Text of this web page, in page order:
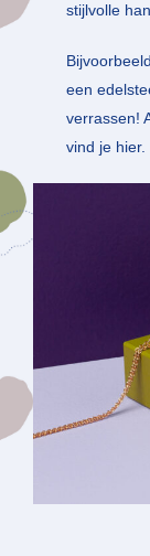
stijlvolle
een
verrassen!
vind je hier.